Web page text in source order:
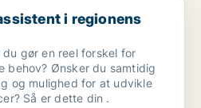
i regionens
gør en reel forskel for
behov? Ønsker du samtidig
og mulighed for at udvikle
Så er dette din .